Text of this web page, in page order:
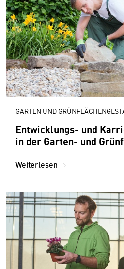
GARTEN UND
Entwicklungs- und
in der Garten- und
Weiterlesen